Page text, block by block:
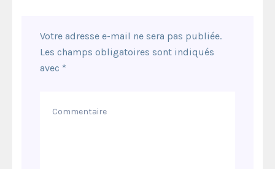
Votre adresse e-mail ne sera pas publiée.
Les champs obligatoires sont indiqués
avec *